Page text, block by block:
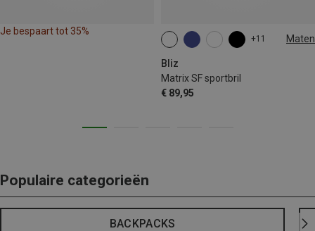
Je bespaart tot 35%
+11 Maten
Bliz
Matrix SF sportbril
€ 89,95
ONE SIZE
Populaire categorieën
BACKPACKS